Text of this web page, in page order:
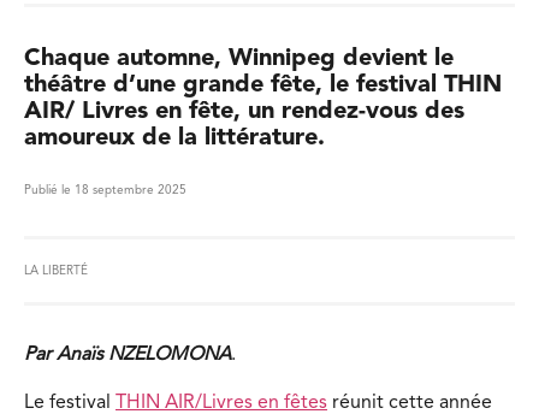
Chaque automne, Winnipeg devient le
théâtre d’une grande fête, le festival THIN
AIR/ Livres en fête, un rendez-vous des
amoureux de la littérature.
Publié le 18 septembre 2025
LA LIBERTÉ
Par Anaïs NZELOMONA.
Le festival THIN AIR/Livres en fêtes réunit cette année